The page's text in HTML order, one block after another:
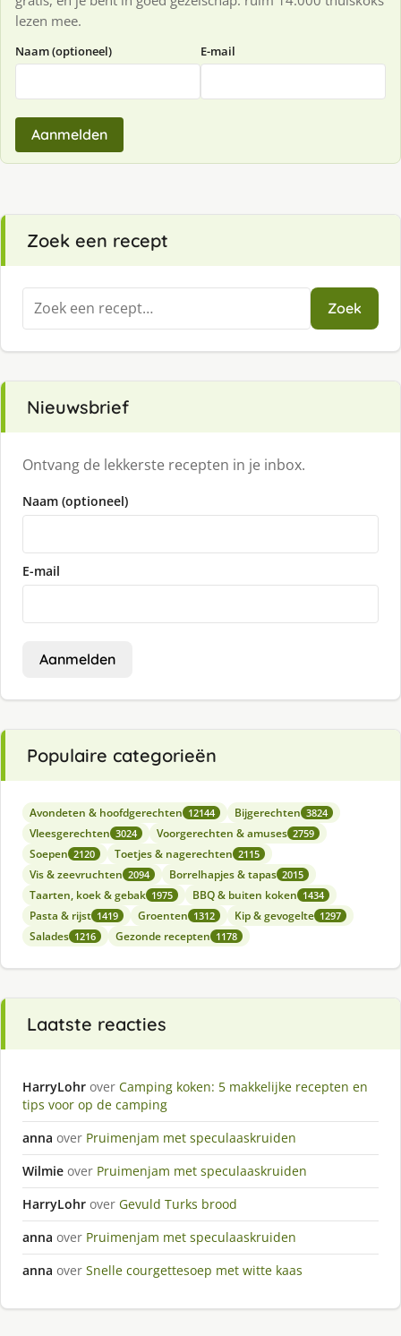
lezen mee.
Naam (optioneel) E-mail
Aanmelden
Zoek een recept
Zoeken
naar:
Zoek
Nieuwsbrief
Ontvang de lekkerste recepten in je inbox.
Naam (optioneel)
E-mail
Aanmelden
Populaire categorieën
Avondeten & hoofdgerechten 12144 Bijgerechten 3824
Vleesgerechten 3024 Voorgerechten & amuses 2759
Soepen 2120 Toetjes & nagerechten 2115
Vis & zeevruchten 2094 Borrelhapjes & tapas 2015
Taarten, koek & gebak 1975 BBQ & buiten koken 1434
Pasta & rijst 1419 Groenten 1312 Kip & gevogelte 1297
Salades 1216 Gezonde recepten 1178
Laatste reacties
HarryLohr over Camping koken: 5 makkelijke recepten en
tips voor op de camping
anna over Pruimenjam met speculaaskruiden
Wilmie over Pruimenjam met speculaaskruiden
HarryLohr over Gevuld Turks brood
anna over Pruimenjam met speculaaskruiden
anna over Snelle courgettesoep met witte kaas